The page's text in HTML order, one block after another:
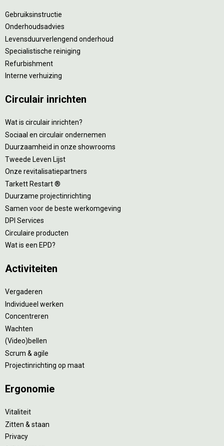
Gebruiksinstructie
Onderhoudsadvies
Levensduurverlengend onderhoud
Specialistische reiniging
Refurbishment
Interne verhuizing
Circulair inrichten
Wat is circulair inrichten?
Sociaal en circulair ondernemen
Duurzaamheid in onze showrooms
Tweede Leven Lijst
Onze revitalisatiepartners
Tarkett Restart ®
Duurzame projectinrichting
Samen voor de beste werkomgeving
DPI Services
Circulaire producten
Wat is een EPD?
Activiteiten
Vergaderen
Individueel werken
Concentreren
Wachten
(Video)bellen
Scrum & agile
Projectinrichting op maat
Ergonomie
Vitaliteit
Zitten & staan
Privacy